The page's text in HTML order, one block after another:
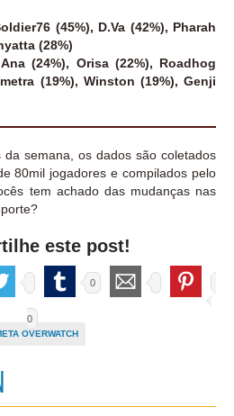
(45%), D.Va (42%), Pharah
(28%)
(24%), Orisa (22%), Roadhog
(19%), Winston (19%), Genji
semana, os dados são coletados
80mil jogadores e compilados pelo
tem achado das mudanças nas
este post!
0
0
OVERWATCH